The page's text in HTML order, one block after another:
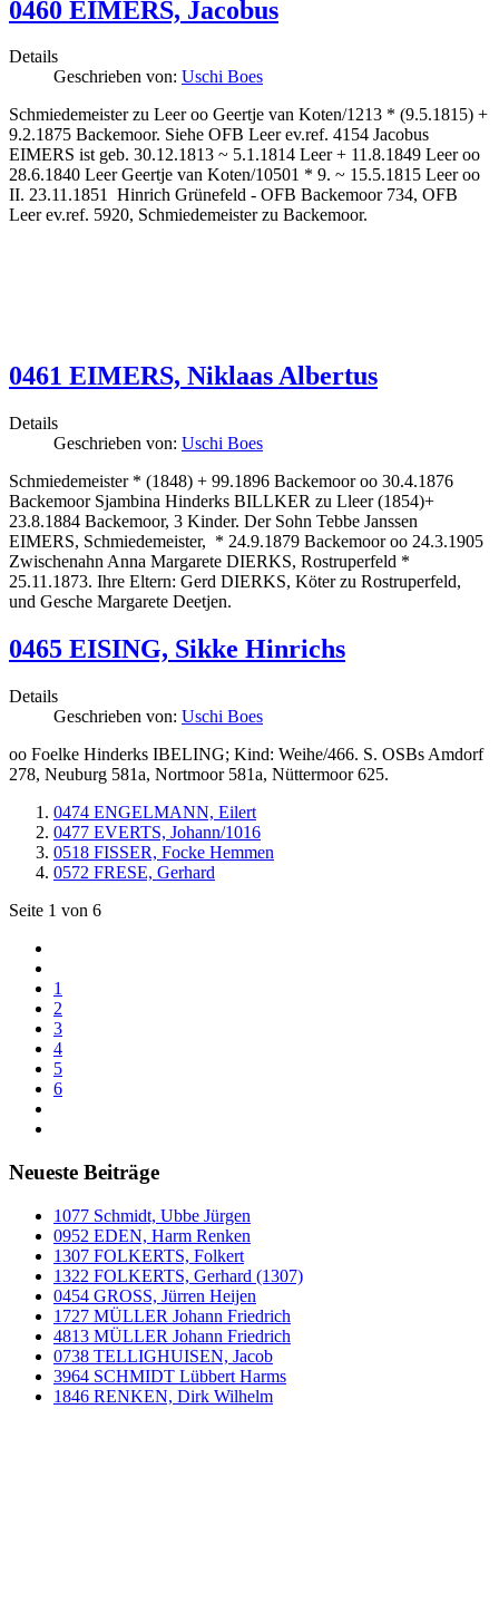
0460 EIMERS, Jacobus
Details
Geschrieben von: Uschi Boes
Schmiedemeister zu Leer oo Geertje van Koten/1213 * (9.5.1815) +
9.2.1875 Backemoor. Siehe OFB Leer ev.ref. 4154 Jacobus
EIMERS ist geb. 30.12.1813 ~ 5.1.1814 Leer + 11.8.1849 Leer oo
28.6.1840 Leer Geertje van Koten/10501 * 9. ~ 15.5.1815 Leer oo
II. 23.11.1851 Hinrich Grünefeld - OFB Backemoor 734, OFB
Leer ev.ref. 5920, Schmiedemeister zu Backemoor.
0461 EIMERS, Niklaas Albertus
Details
Geschrieben von: Uschi Boes
Schmiedemeister * (1848) + 99.1896 Backemoor oo 30.4.1876
Backemoor Sjambina Hinderks BILLKER zu Lleer (1854)+
23.8.1884 Backemoor, 3 Kinder. Der Sohn Tebbe Janssen
EIMERS, Schmiedemeister, * 24.9.1879 Backemoor oo 24.3.1905
Zwischenahn Anna Margarete DIERKS, Rostruperfeld *
25.11.1873. Ihre Eltern: Gerd DIERKS, Köter zu Rostruperfeld,
und Gesche Margarete Deetjen.
0465 EISING, Sikke Hinrichs
Details
Geschrieben von: Uschi Boes
oo Foelke Hinderks IBELING; Kind: Weihe/466. S. OSBs Amdorf
278, Neuburg 581a, Nortmoor 581a, Nüttermoor 625.
0474 ENGELMANN, Eilert
0477 EVERTS, Johann/1016
0518 FISSER, Focke Hemmen
0572 FRESE, Gerhard
Seite 1 von 6
1
2
3
4
5
6
Neueste Beiträge
1077 Schmidt, Ubbe Jürgen
0952 EDEN, Harm Renken
1307 FOLKERTS, Folkert
1322 FOLKERTS, Gerhard (1307)
0454 GROSS, Jürren Heijen
1727 MÜLLER Johann Friedrich
4813 MÜLLER Johann Friedrich
0738 TELLIGHUISEN, Jacob
3964 SCHMIDT Lübbert Harms
1846 RENKEN, Dirk Wilhelm